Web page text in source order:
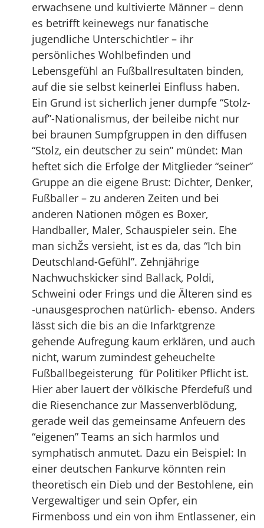
erwachsene und kultivierte Männer – denn
es betrifft keinewegs nur fanatische
jugendliche Unterschichtler – ihr
persönliches Wohlbefinden und
Lebensgefühl an Fußballresultaten binden,
auf die sie selbst keinerlei Einfluss haben.
Ein Grund ist sicherlich jener dumpfe “Stolz-
auf”-Nationalismus, der beileibe nicht nur
bei braunen Sumpfgruppen in den diffusen
“Stolz, ein deutscher zu sein” mündet: Man
heftet sich die Erfolge der Mitglieder “seiner”
Gruppe an die eigene Brust: Dichter, Denker,
Fußballer – zu anderen Zeiten und bei
anderen Nationen mögen es Boxer,
Handballer, Maler, Schauspieler sein. Ehe
man sichŽs versieht, ist es da, das “Ich bin
Deutschland-Gefühl”. Zehnjährige
Nachwuchskicker sind Ballack, Poldi,
Schweini oder Frings und die Älteren sind es
-unausgesprochen natürlich- ebenso. Anders
lässt sich die bis an die Infarktgrenze
gehende Aufregung kaum erklären, und auch
nicht, warum zumindest geheuchelte
Fußballbegeisterung für Politiker Pflicht ist.
Hier aber lauert der völkische Pferdefuß und
die Riesenchance zur Massenverblödung,
gerade weil das gemeinsame Anfeuern des
“eigenen” Teams an sich harmlos und
symphatisch anmutet. Dazu ein Beispiel: In
einer deutschen Fankurve könnten rein
theoretisch ein Dieb und der Bestohlene, ein
Vergewaltiger und sein Opfer, ein
Firmenboss und ein von ihm Entlassener, ein